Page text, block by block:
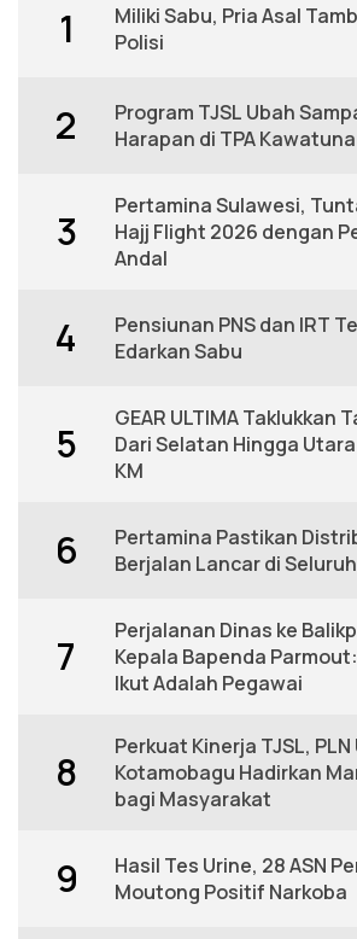
1
Miliki Sabu, Pria Asal
Polisi
2
Program TJSL Ubah
Harapan di TPA Kawatuna
3
Pertamina Sulawesi,
Hajj Flight 2026 dengan
Andal
4
Pensiunan PNS dan IRT
Edarkan Sabu
5
GEAR ULTIMA Taklukkan
Dari Selatan Hingga
KM
6
Pertamina Pastikan
Berjalan Lancar di
7
Perjalanan Dinas ke
Kepala Bapenda
Ikut Adalah Pegawai
8
Perkuat Kinerja TJSL, PLN
Kotamobagu Hadirkan
bagi Masyarakat
9
Hasil Tes Urine, 28 ASN
Moutong Positif Narkoba